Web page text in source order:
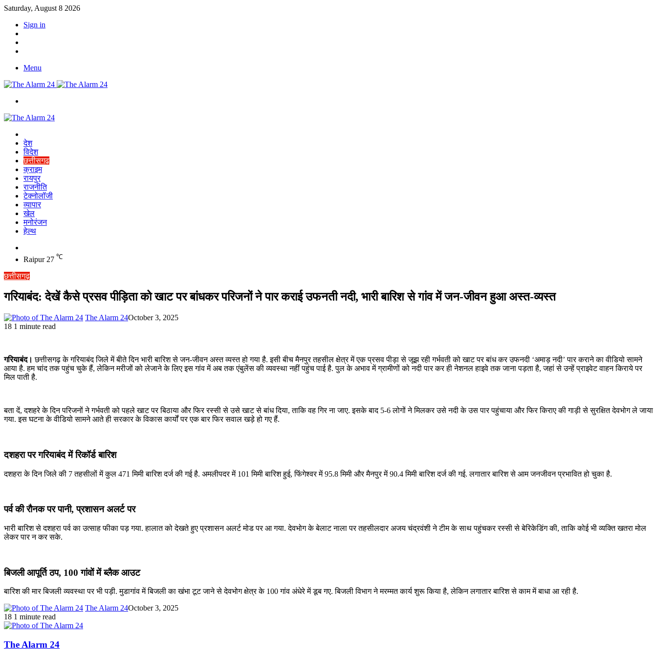
Saturday, August 8 2026
Sign in
Menu
देश
विदेश
छत्तीसगढ़
क्राइम
रायपुर
राजनीति
टेक्नोलॉजी
व्यापार
खेल
मनोरंजन
हेल्थ
skin
Raipur 27 ℃
छत्तीसगढ़
गरियाबंद: देखें कैसे प्रसव पीड़िता को खाट पर बांधकर परिजनों ने पार कराई उफनती नदी, भारी बारिश से गांव में जन-जीवन हुआ अस्त-व्यस्त
The Alarm 24October 3, 2025
18 1 minute read
गरियाबंद।छत्तीसगढ़ के गरियाबंद जिले में बीते दिन भारी बारिश से जन-जीवन अस्त व्यस्त हो गया है. इसी बीच मैनपुर तहसील क्षेत्र में एक प्रसव पीड़ा से जूझ रही गर्भवती को खाट पर बांध कर उफनदी ‘अमाड़ नदी’ पार कराने का वीडियो सामने
आया है. हम चांद तक पहुंच चुके हैं, लेकिन मरीजों को लेजाने के लिए इस गांव में अब तक एंबुलेंस की व्यवस्था नहीं पहुंच पाई है. पुल के अभाव में ग्रामीणों को नदी पार कर ही नेशनल हाइवे तक जाना पड़ता है, जहां से उन्हें प्राइवेट वाहन किराये पर
मिल पाती है.
बता दें, दशहरे के दिन परिजनों ने गर्भवती को पहले खाट पर बिठाया और फिर रस्सी से उसे खाट से बांध दिया, ताकि वह गिर ना जाए. इसके बाद 5-6 लोगों ने मिलकर उसे नदी के उस पार पहुंचाया और फिर किराए की गाड़ी से सुरक्षित देवभोग ले जाया
गया. इस घटना के वीडियो सामने आते ही सरकार के विकास कार्यों पर एक बार फिर सवाल खड़े हो गए हैं.
दशहरा पर गरियाबंद में रिकॉर्ड बारिश
दशहरा के दिन जिले की 7 तहसीलों में कुल 471 मिमी बारिश दर्ज की गई है. अमलीपदर में 101 मिमी बारिश हुई, फिंगेश्वर में 95.8 मिमी और मैनपुर में 90.4 मिमी बारिश दर्ज की गई. लगातार बारिश से आम जनजीवन प्रभावित हो चुका है.
पर्व की रौनक पर पानी, प्रशासन अलर्ट पर
भारी बारिश से दशहरा पर्व का उत्साह फीका पड़ गया. हालात को देखते हुए प्रशासन अलर्ट मोड पर आ गया. देवभोग के बेलाट नाला पर तहसीलदार अजय चंद्रवंशी ने टीम के साथ पहुंचकर रस्सी से बेरिकेडिंग की, ताकि कोई भी व्यक्ति खतरा मोल
लेकर पार न कर सके.
बिजली आपूर्ति ठप, 100 गांवों में ब्लैक आउट
बारिश की मार बिजली व्यवस्था पर भी पड़ी. मुडागांव में बिजली का खंभा टूट जाने से देवभोग क्षेत्र के 100 गांव अंधेरे में डूब गए. बिजली विभाग ने मरम्मत कार्य शुरू किया है, लेकिन लगातार बारिश से काम में बाधा आ रही है.
The Alarm 24October 3, 2025
18 1 minute read
The Alarm 24